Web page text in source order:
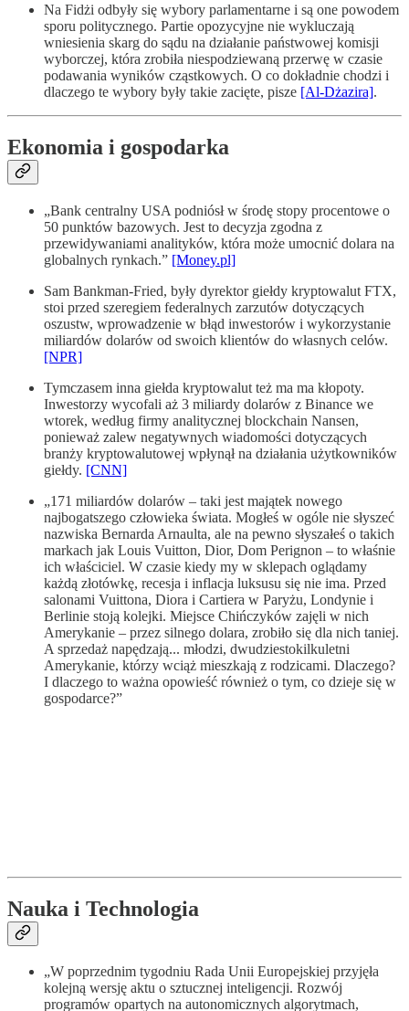
Na Fidżi odbyły się wybory parlamentarne i są one powodem
sporu politycznego. Partie opozycyjne nie wykluczają
wniesienia skarg do sądu na działanie państwowej komisji
wyborczej, która zrobiła niespodziewaną przerwę w czasie
podawania wyników cząstkowych. O co dokładnie chodzi i
dlaczego te wybory były takie zacięte, pisze [Al-Dżazira].
Ekonomia i gospodarka
„Bank centralny USA podniósł w środę stopy procentowe o
50 punktów bazowych. Jest to decyzja zgodna z
przewidywaniami analityków, która może umocnić dolara na
globalnych rynkach.” [Money.pl]
Sam Bankman-Fried, były dyrektor giełdy kryptowalut FTX,
stoi przed szeregiem federalnych zarzutów dotyczących
oszustw, wprowadzenie w błąd inwestorów i wykorzystanie
miliardów dolarów od swoich klientów do własnych celów.
[NPR]
Tymczasem inna giełda kryptowalut też ma ma kłopoty.
Inwestorzy wycofali aż 3 miliardy dolarów z Binance we
wtorek, według firmy analitycznej blockchain Nansen,
ponieważ zalew negatywnych wiadomości dotyczących
branży kryptowalutowej wpłynął na działania użytkowników
giełdy. [CNN]
„171 miliardów dolarów – taki jest majątek nowego
najbogatszego człowieka świata. Mogłeś w ogóle nie słyszeć
nazwiska Bernarda Arnaulta, ale na pewno słyszałeś o takich
markach jak Louis Vuitton, Dior, Dom Perignon – to właśnie
ich właściciel. W czasie kiedy my w sklepach oglądamy
każdą złotówkę, recesja i inflacja luksusu się nie ima. Przed
salonami Vuittona, Diora i Cartiera w Paryżu, Londynie i
Berlinie stoją kolejki. Miejsce Chińczyków zajęli w nich
Amerykanie – przez silnego dolara, zrobiło się dla nich taniej.
A sprzedaż napędzają... młodzi, dwudziestokilkuletni
Amerykanie, którzy wciąż mieszkają z rodzicami. Dlaczego?
I dlaczego to ważna opowieść również o tym, co dzieje się w
gospodarce?”
Nauka i Technologia
„W poprzednim tygodniu Rada Unii Europejskiej przyjęła
kolejną wersję aktu o sztucznej inteligencji. Rozwój
programów opartych na autonomicznych algorytmach,